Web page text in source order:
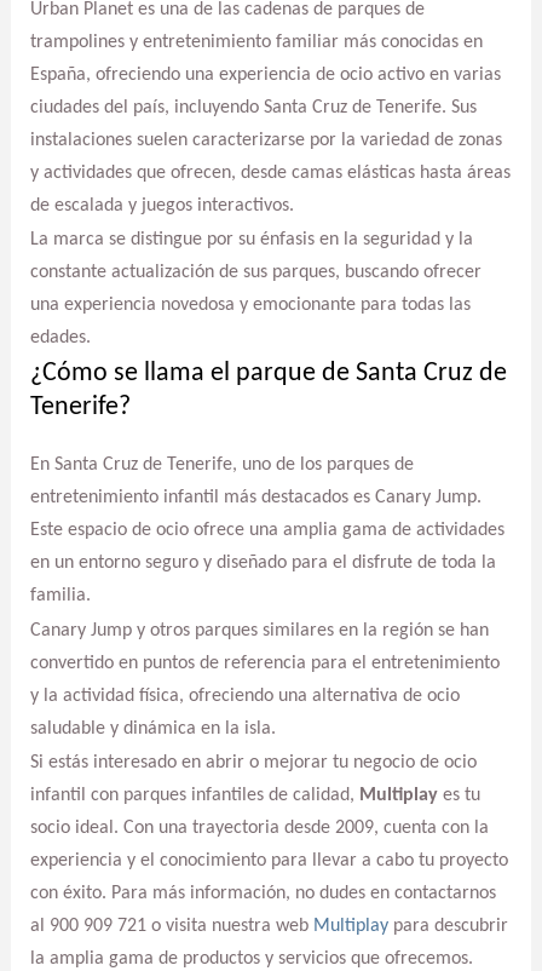
Urban Planet es una de las cadenas de parques de
trampolines y entretenimiento familiar más conocidas en
España, ofreciendo una experiencia de ocio activo en varias
ciudades del país, incluyendo Santa Cruz de Tenerife. Sus
instalaciones suelen caracterizarse por la variedad de zonas
y actividades que ofrecen, desde camas elásticas hasta áreas
de escalada y juegos interactivos.
La marca se distingue por su énfasis en la seguridad y la
constante actualización de sus parques, buscando ofrecer
una experiencia novedosa y emocionante para todas las
edades.
¿Cómo se llama el parque de Santa Cruz de
Tenerife?
En Santa Cruz de Tenerife, uno de los parques de
entretenimiento infantil más destacados es Canary Jump.
Este espacio de ocio ofrece una amplia gama de actividades
en un entorno seguro y diseñado para el disfrute de toda la
familia.
Canary Jump y otros parques similares en la región se han
convertido en puntos de referencia para el entretenimiento
y la actividad física, ofreciendo una alternativa de ocio
saludable y dinámica en la isla.
Si estás interesado en abrir o mejorar tu negocio de ocio
infantil con parques infantiles de calidad, Multiplayes tu
socio ideal. Con una trayectoria desde 2009, cuenta con la
experiencia y el conocimiento para llevar a cabo tu proyecto
con éxito. Para más información, no dudes en contactarnos
al 900 909 721 o visita nuestra web Multiplaypara descubrir
la amplia gama de productos y servicios que ofrecemos.